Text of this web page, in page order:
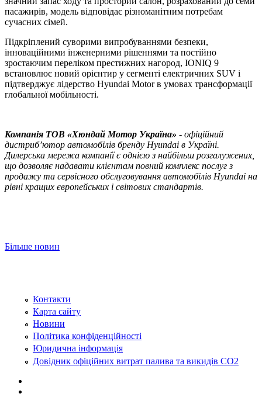
пасажирів, модель відповідає різноманітним потребам
сучасних сімей.
Підкріплений суворими випробуваннями безпеки,
інноваційними інженерними рішеннями та постійно
зростаючим переліком престижних нагород, IONIQ 9
встановлює новий орієнтир у сегменті електричних SUV і
підтверджує лідерство Hyundai Motor в умовах трансформації
глобальної мобільності.
Компанія ТOВ «Хюндай Мотор Україна» - офіційний
дистриб’ютор автомобілів бренду Hyundai в Україні.
Дилерська мережа компанії є однією з найбільш розгалужених,
що дозволяє надавати клієнтам повний комплекс послуг з
продажу та сервісного обслуговування автомобілів Hyundai на
рівні кращих європейських і світових стандартів.
Більше новин
Контакти
Карта сайту
Новини
Політика конфіденційності
Юридична інформація
Довідник офіційних витрат палива та викидів СО2